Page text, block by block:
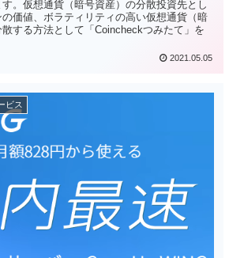
。仮想通貨（暗号資産）の分散投資先とし
価値、ボラティリティの高い仮想通貨（暗
する方法として「Coincheckつみたて」を
2021.05.05
ビス